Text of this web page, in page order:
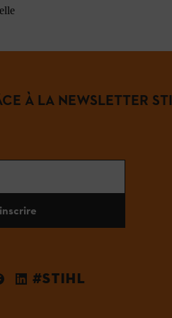
À LA NEWSLETTER
#STIHL